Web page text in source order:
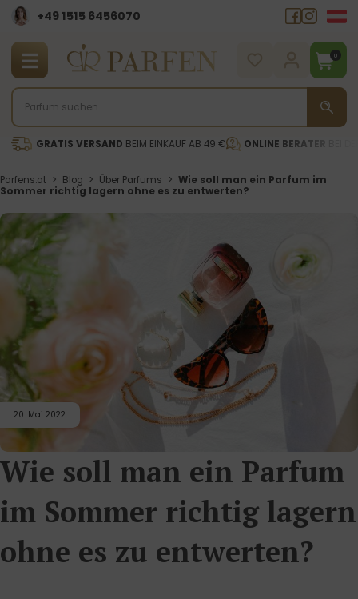
+49 1515 6456070
0
GRATIS VERSAND BEIM EINKAUF AB 49 € ONLINE BERATER
Parfens.at > Blog > Über Parfums > Wie soll man ein Parfum im
Sommer richtig lagern ohne es zu entwerten?
20. Mai 2022
Wie soll man ein Parfum
im Sommer richtig lagern
ohne es zu entwerten?